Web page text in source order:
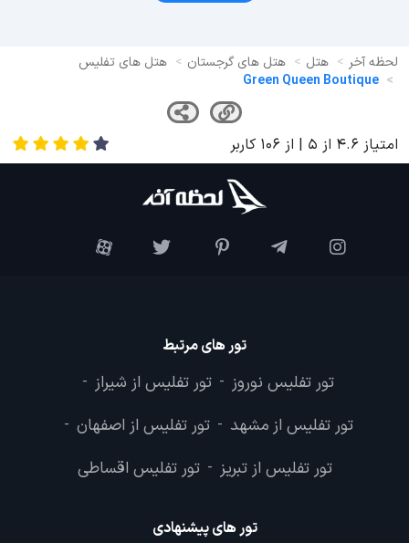
لحظه آخر هتل هتل های گرجستان
هتل های تفلیس
Green Queen Boutique
امتیاز 4.6 از 5 | از 106 کاربر
تور های مرتبط
تور تفلیس نوروز - تور تفلیس از شیراز -
تور تفلیس از مشهد - تور تفلیس از اصفهان -
تور تفلیس از تبریز - تور تفلیس اقساطی
تور های پیشنهادی